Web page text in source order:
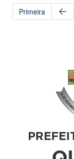
Primeira